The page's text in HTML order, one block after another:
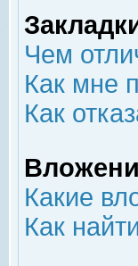
Чем
Как мне
Как
Какие
Как